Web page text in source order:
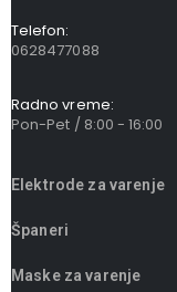
Telefon:
0628477088
Radno vreme:
Pon-Pet / 8:00 - 16:00
Elektrode za varenje
Španeri
Maske za varenje